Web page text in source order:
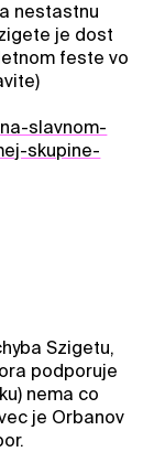
nestastnu
je dost
feste vo
slavnom-
skupine-
Szigetu,
podporuje
nema co
je Orbanov